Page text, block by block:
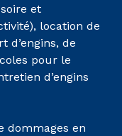
et
location de
d’engins, de
pour le
d’engins
dommages en